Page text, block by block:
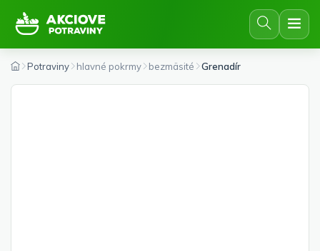
Potraviny hlavné pokrmy bezmäsité Grenadír